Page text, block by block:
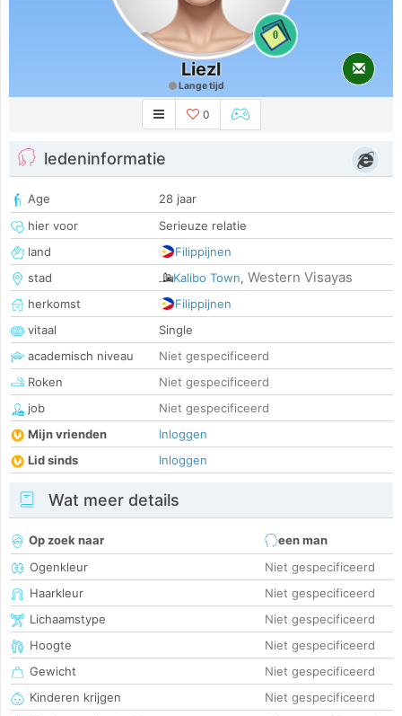
0
Liezl
Lange tijd
0
ledeninformatie
Age
28 jaar
hier voor
Serieuze relatie
land
Filippijnen
stad
Kalibo Town, Western Visayas
herkomst
Filippijnen
vitaal
Single
academisch niveau
Niet gespecificeerd
Roken
Niet gespecificeerd
job
Niet gespecificeerd
Mijn vrienden
Inloggen
Lid sinds
Inloggen
Wat meer details
Op zoek naar
een man
Ogenkleur
Niet gespecificeerd
Haarkleur
Niet gespecificeerd
Lichaamstype
Niet gespecificeerd
Hoogte
Niet gespecificeerd
Gewicht
Niet gespecificeerd
Kinderen krijgen
Niet gespecificeerd